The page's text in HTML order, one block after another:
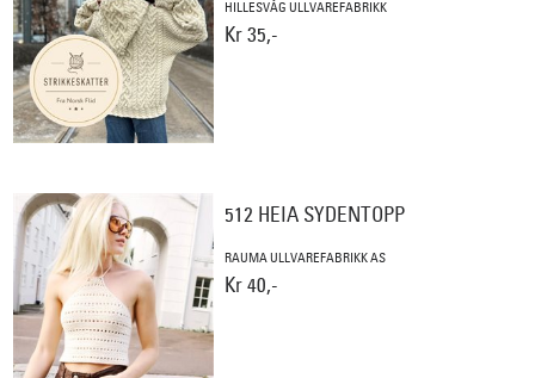
HILLESVÅG ULLVAREFABRIKK
Kr 35,-
512 HEIA SYDENTOPP
RAUMA ULLVAREFABRIKK AS
Kr 40,-